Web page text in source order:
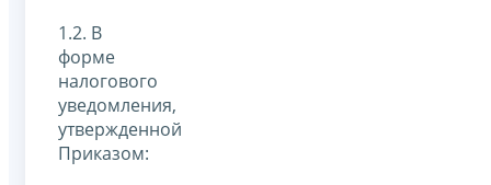
1.2. В
форме
налогового
уведомления,
утвержденной
Приказом: